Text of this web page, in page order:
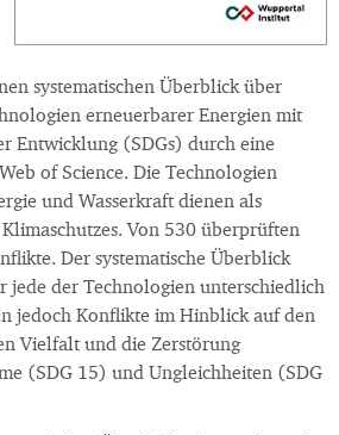
systematischen Überblick über
erneuerbarer Energien mit
Entwicklung (SDGs) durch eine
of Science. Die Technologien
und Wasserkraft dienen als
Von 530 überprüften
Der systematische Überblick
jede der Technologien unterschiedlich
jedoch Konflikte im Hinblick auf den
Vielfalt und die Zerstörung
(SDG 15) und Ungleichheiten (SDG